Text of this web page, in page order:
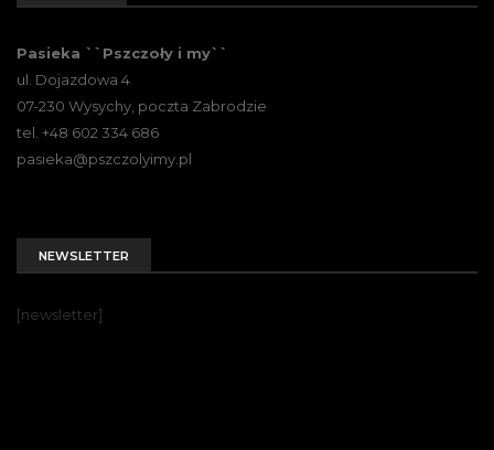
Pasieka ``Pszczoły i my``
ul. Dojazdowa 4
07-230 Wysychy, poczta Zabrodzie
tel. +48 602 334 686
pasieka@pszczolyimy.pl
NEWSLETTER
[newsletter]